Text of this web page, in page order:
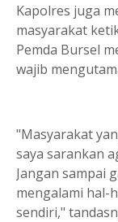
Kapolres juga
masyarakat
Pemda Bursel
wajib
"Masyarakat
saya sarankan
Jangan sampai
mengalami hal-
sendiri,"